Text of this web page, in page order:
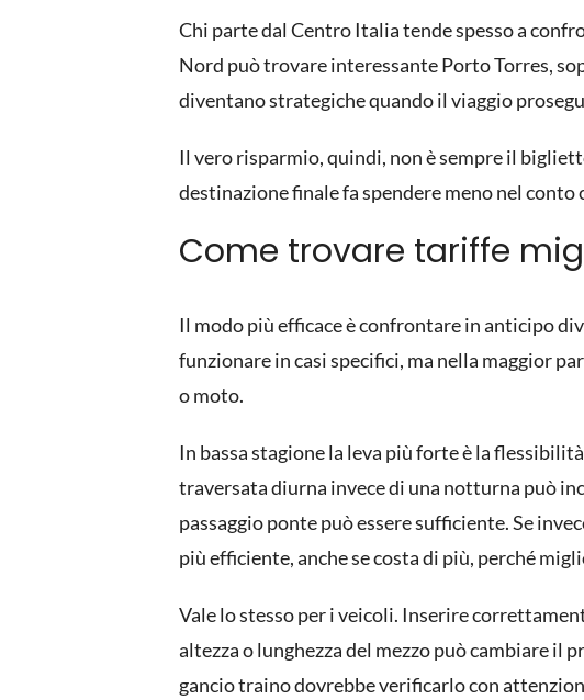
Chi parte dal Centro Italia tende spesso a
Nord può trovare interessante Porto Torres,
diventano strategiche quando il viaggio
Il vero risparmio, quindi, non è sempre il
destinazione finale fa spendere meno nel
Come trovare tariffe
Il modo più efficace è confrontare in anticipo
funzionare in casi specifici, ma nella maggior
o moto.
In bassa stagione la leva più forte è la
traversata diurna invece di una notturna può
passaggio ponte può essere sufficiente. Se
più efficiente, anche se costa di più, perché
Vale lo stesso per i veicoli. Inserire
altezza o lunghezza del mezzo può cambiare il
gancio traino dovrebbe verificarlo con